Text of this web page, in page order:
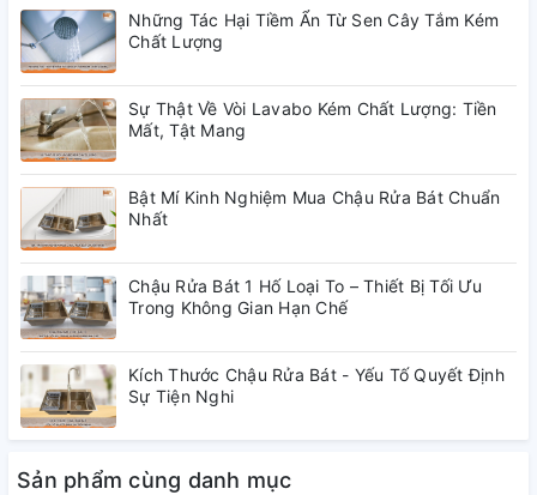
- Thiết kế có nắp đậy giữ cho những cuộn giấy không bám
bụi bẩn hay thấm nước
Những Tác Hại Tiềm Ẩn Từ Sen Cây Tắm Kém
Chất Lượng
Sự Thật Về Vòi Lavabo Kém Chất Lượng: Tiền
Mất, Tật Mang
Bật Mí Kinh Nghiệm Mua Chậu Rửa Bát Chuẩn
Nhất
Chậu Rửa Bát 1 Hố Loại To – Thiết Bị Tối Ưu
Trong Không Gian Hạn Chế
Kích Thước Chậu Rửa Bát - Yếu Tố Quyết Định
Sự Tiện Nghi
Sản phẩm cùng danh mục